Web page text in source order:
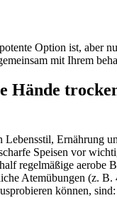
Option ‌ist, aber
mit ⁣Ihrem
Ernährung
Speisen vor
regelmäßige
Atemübungen (z.
können, sind:⁣